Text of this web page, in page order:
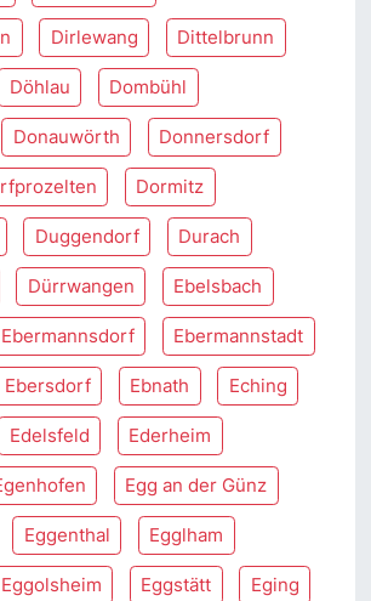
Dirlewang Dittelbrunn
Döhlau Dombühl
Donauwörth Donnersdorf
Dormitz
Duggendorf Durach
Dürrwangen Ebelsbach
Ebermannsdorf Ebermannstadt
Ebersdorf Ebnath Eching
Edelsfeld Ederheim
Egg an der Günz
Eggenthal Egglham
Eggolsheim Eggstätt Eging